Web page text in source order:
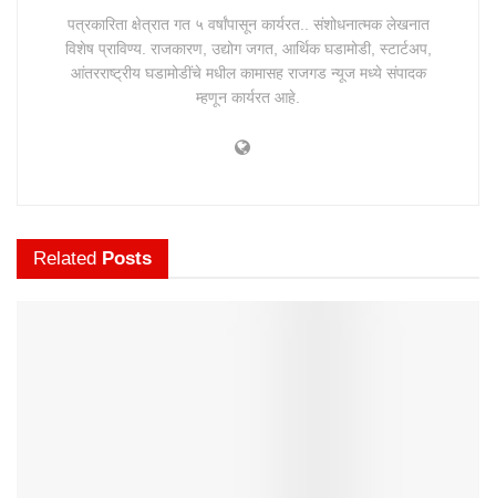
पत्रकारिता क्षेत्रात गत ५ वर्षांपासून कार्यरत.. संशोधनात्मक लेखनात
विशेष प्राविण्य. राजकारण, उद्योग जगत, आर्थिक घडामोडी, स्टार्टअप,
आंतरराष्ट्रीय घडामोडींचे मधील कामासह राजगड न्यूज मध्ये संपादक
म्हणून कार्यरत आहे.
Related Posts